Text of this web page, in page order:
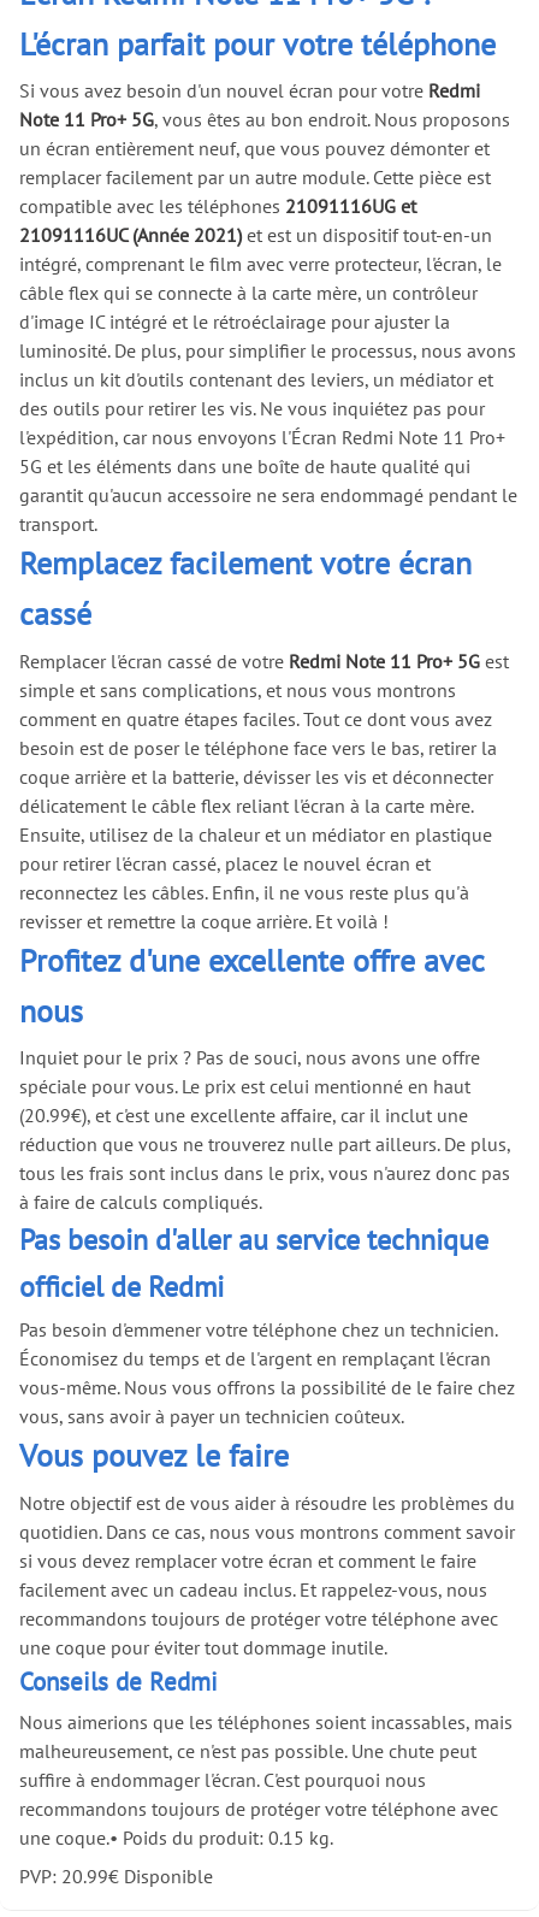
L'écran parfait pour votre téléphone
Si vous avez besoin d'un nouvel écran pour votre Redmi
Note 11 Pro+ 5G, vous êtes au bon endroit. Nous proposons
un écran entièrement neuf, que vous pouvez démonter et
remplacer facilement par un autre module. Cette pièce est
compatible avec les téléphones 21091116UG et
21091116UC (Année 2021)et est un dispositif tout-en-un
intégré, comprenant le film avec verre protecteur, l'écran, le
câble flex qui se connecte à la carte mère, un contrôleur
d'image IC intégré et le rétroéclairage pour ajuster la
luminosité. De plus, pour simplifier le processus, nous avons
inclus un kit d'outils contenant des leviers, un médiator et
des outils pour retirer les vis. Ne vous inquiétez pas pour
l'expédition, car nous envoyons l'Écran Redmi Note 11 Pro+
5G et les éléments dans une boîte de haute qualité qui
garantit qu'aucun accessoire ne sera endommagé pendant le
transport.
Remplacez facilement votre écran
cassé
Remplacer l'écran cassé de votre Redmi Note 11 Pro+ 5G est
simple et sans complications, et nous vous montrons
comment en quatre étapes faciles. Tout ce dont vous avez
besoin est de poser le téléphone face vers le bas, retirer la
coque arrière et la batterie, dévisser les vis et déconnecter
délicatement le câble flex reliant l'écran à la carte mère.
Ensuite, utilisez de la chaleur et un médiator en plastique
pour retirer l'écran cassé, placez le nouvel écran et
reconnectez les câbles. Enfin, il ne vous reste plus qu'à
revisser et remettre la coque arrière. Et voilà !
Profitez d'une excellente offre avec
nous
Inquiet pour le prix ? Pas de souci, nous avons une offre
spéciale pour vous. Le prix est celui mentionné en haut
(20.99€), et c'est une excellente affaire, car il inclut une
réduction que vous ne trouverez nulle part ailleurs. De plus,
tous les frais sont inclus dans le prix, vous n'aurez donc pas
à faire de calculs compliqués.
Pas besoin d'aller au service technique
officiel de Redmi
Pas besoin d'emmener votre téléphone chez un technicien.
Économisez du temps et de l'argent en remplaçant l'écran
vous-même. Nous vous offrons la possibilité de le faire chez
vous, sans avoir à payer un technicien coûteux.
Vous pouvez le faire
Notre objectif est de vous aider à résoudre les problèmes du
quotidien. Dans ce cas, nous vous montrons comment savoir
si vous devez remplacer votre écran et comment le faire
facilement avec un cadeau inclus. Et rappelez-vous, nous
recommandons toujours de protéger votre téléphone avec
une coque pour éviter tout dommage inutile.
Conseils de Redmi
Nous aimerions que les téléphones soient incassables, mais
malheureusement, ce n'est pas possible. Une chute peut
suffire à endommager l'écran. C'est pourquoi nous
recommandons toujours de protéger votre téléphone avec
une coque.• Poids du produit: 0.15 kg.
PVP: 20.99€ Disponible